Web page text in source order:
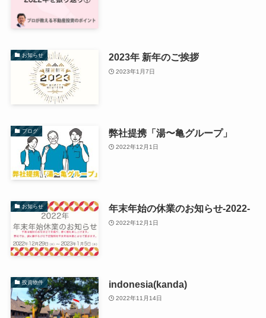
お知らせ 2023年 新年のご挨拶
2023年1月7日
ブログ 弊社提携「湯〜亀グループ」
2022年12月1日
お知らせ 年末年始の休業のお知らせ-2022-
2022年12月1日
投資物件 indonesia(kanda)
2022年11月14日